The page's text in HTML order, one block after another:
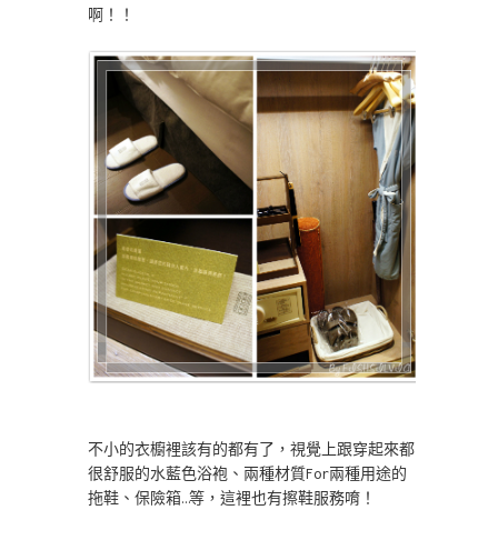
啊！！
不小的衣櫥裡該有的都有了，視覺上跟穿起來都
很舒服的水藍色浴袍、兩種材質For兩種用途的
拖鞋、保險箱…等，這裡也有擦鞋服務唷！